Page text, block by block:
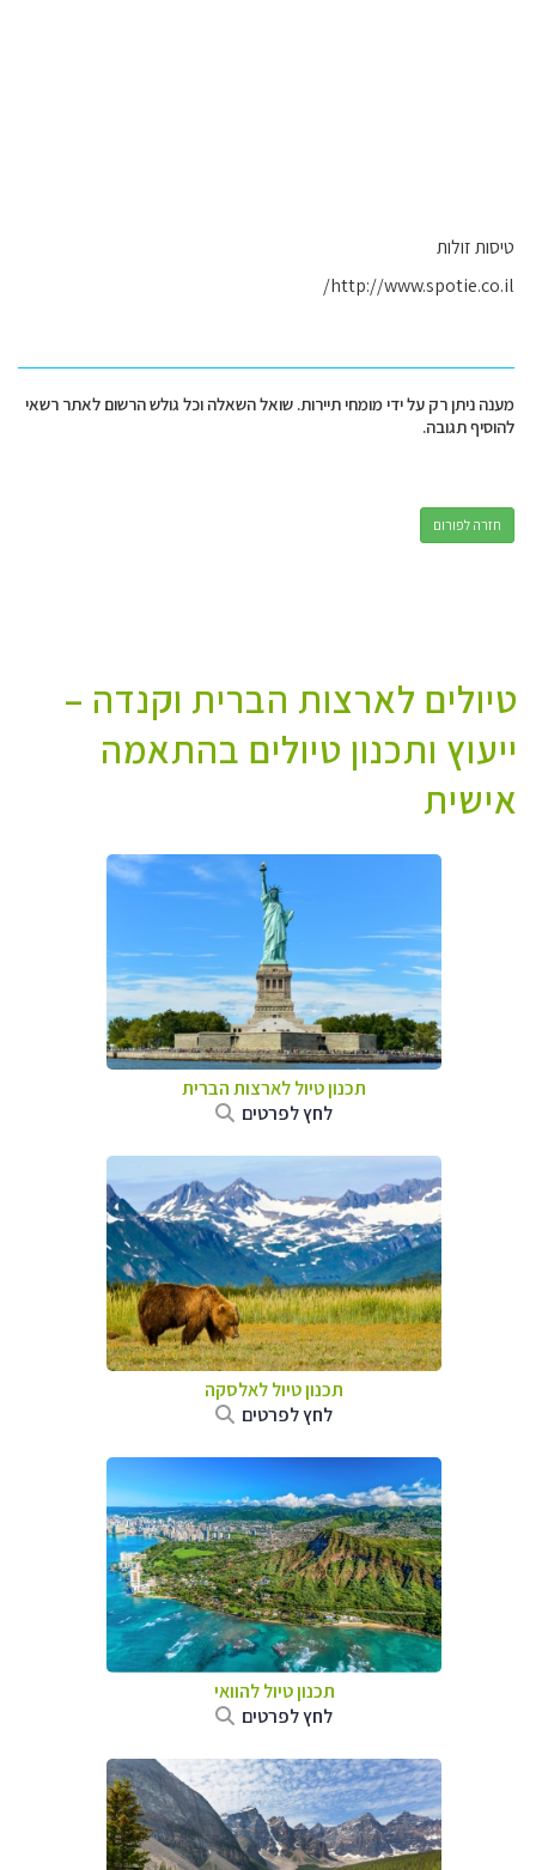
טיסות זולות
http://www.spotie.co.il/
מענה ניתן רק על ידי מומחי תיירות. שואל השאלה וכל גולש הרשום לאתר רשאי
להוסיף תגובה.
חזרה לפורום
טיולים לארצות הברית וקנדה –
ייעוץ ותכנון טיולים בהתאמה
אישית
תכנון טיול לארצות הברית
לחץ לפרטים
תכנון טיול לאלסקה
לחץ לפרטים
תכנון טיול להוואי
לחץ לפרטים